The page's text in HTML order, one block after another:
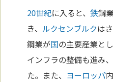
20世紀に入ると、鉄鋼
き、 ルクセンブルクは
鋼業が国の主要産業と
インフラの整備も進み
た。また、 ヨーロッパ